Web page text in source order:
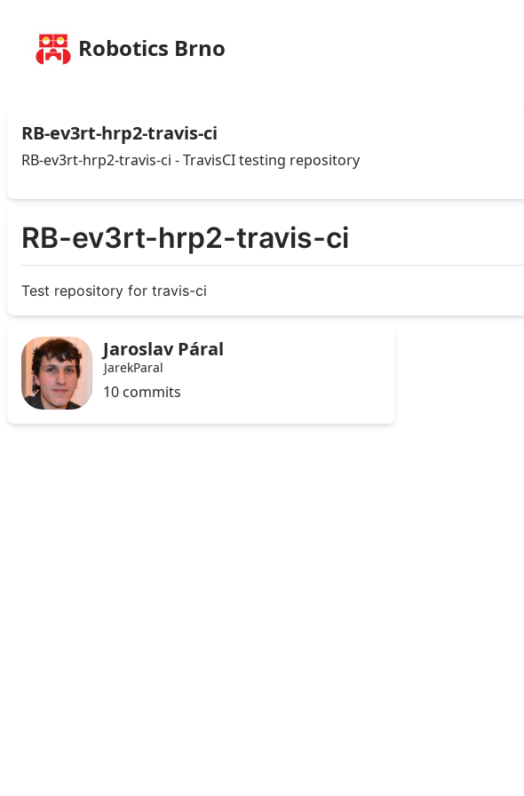
Robotics Brno
RB-ev3rt-hrp2-travis-ci
RB-ev3rt-hrp2-travis-ci - TravisCI testing repository
RB-ev3rt-hrp2-travis-ci
Test repository for travis-ci
Jaroslav Páral
JarekParal
10 commits